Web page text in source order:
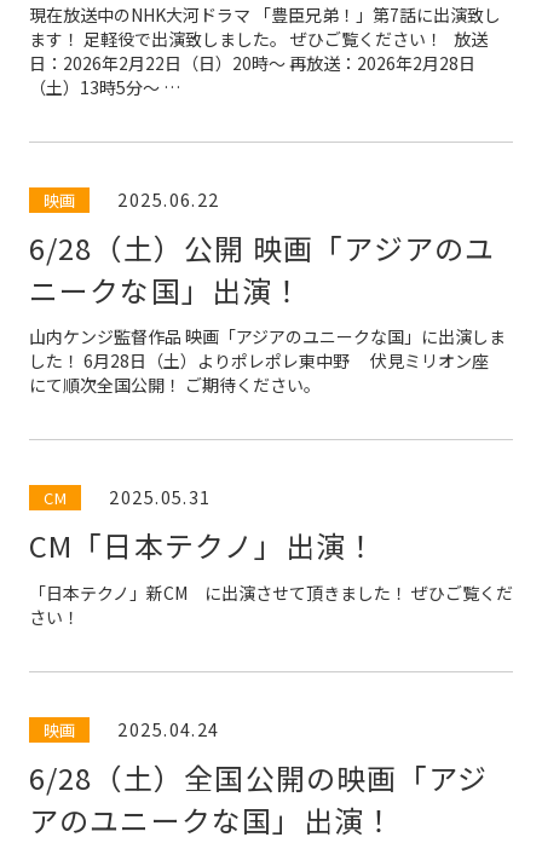
現在放送中のNHK大河ドラマ 「豊臣兄弟！」第7話に出演致し
ます！ 足軽役で出演致しました。 ぜひご覧ください！ 放送
日：2026年2月22日（日）20時〜 再放送：2026年2月28日
（土）13時5分〜 …
映画 2025.06.22
6/28（土）公開 映画「アジアのユ
ニークな国」出演！
山内ケンジ監督作品 映画「アジアのユニークな国」に出演しま
した！ 6月28日（土）よりポレポレ東中野 伏見ミリオン座
にて順次全国公開！ ご期待ください。
CM 2025.05.31
CM「日本テクノ」出演！
「日本テクノ」新CM に出演させて頂きました！ ぜひご覧くだ
さい！
映画 2025.04.24
6/28（土）全国公開の映画「アジ
アのユニークな国」出演！